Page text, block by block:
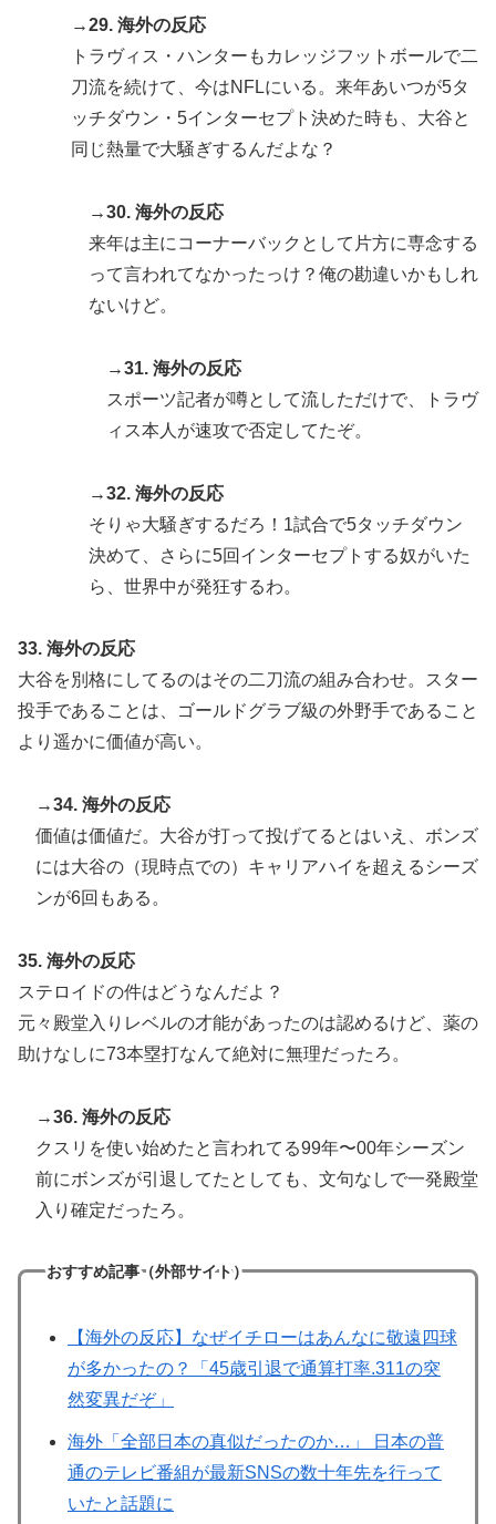
→29. 海外の反応
トラヴィス・ハンターもカレッジフットボールで二
刀流を続けて、今はNFLにいる。来年あいつが5タ
ッチダウン・5インターセプト決めた時も、大谷と
同じ熱量で大騒ぎするんだよな？
→30. 海外の反応
来年は主にコーナーバックとして片方に専念する
って言われてなかったっけ？俺の勘違いかもしれ
ないけど。
→31. 海外の反応
スポーツ記者が噂として流しただけで、トラヴ
ィス本人が速攻で否定してたぞ。
→32. 海外の反応
そりゃ大騒ぎするだろ！1試合で5タッチダウン
決めて、さらに5回インターセプトする奴がいた
ら、世界中が発狂するわ。
33. 海外の反応
大谷を別格にしてるのはその二刀流の組み合わせ。スター
投手であることは、ゴールドグラブ級の外野手であること
より遥かに価値が高い。
→34. 海外の反応
価値は価値だ。大谷が打って投げてるとはいえ、ボンズ
には大谷の（現時点での）キャリアハイを超えるシーズ
ンが6回もある。
35. 海外の反応
ステロイドの件はどうなんだよ？
元々殿堂入りレベルの才能があったのは認めるけど、薬の
助けなしに73本塁打なんて絶対に無理だったろ。
→36. 海外の反応
クスリを使い始めたと言われてる99年〜00年シーズン
前にボンズが引退してたとしても、文句なしで一発殿堂
入り確定だったろ。
おすすめ記事（外部サイト）
【海外の反応】なぜイチローはあんなに敬遠四球
が多かったの？「45歳引退で通算打率.311の突
然変異だぞ」
海外「全部日本の真似だったのか…」 日本の普
通のテレビ番組が最新SNSの数十年先を行って
いたと話題に